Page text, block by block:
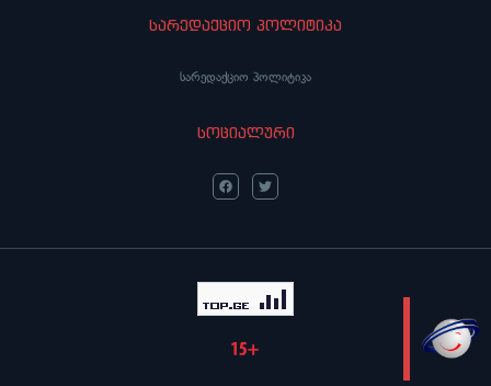
LIVE
სარედაქციო პოლიტიკა
სარედაქციო პოლიტიკა
სოციალური